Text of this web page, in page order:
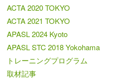
ACTA 2020 TOKYO
ACTA 2021 TOKYO
APASL 2024 Kyoto
APASL STC 2018 Yokohama
トレーニングプログラム
取材記事